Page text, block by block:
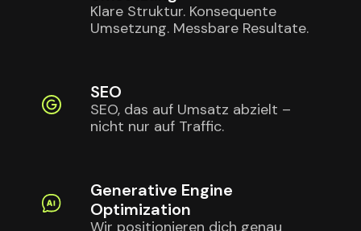
Klare Struktur. Konsequente
Umsetzung. Messbare Resultate.
SEO
SEO, das auf Umsatz abzielt –
nicht nur auf Traffic.
Generative Engine
Optimization